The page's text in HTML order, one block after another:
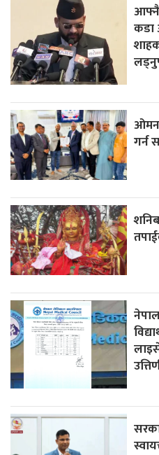
आफ्नै
कडा
ओमन
गर्न